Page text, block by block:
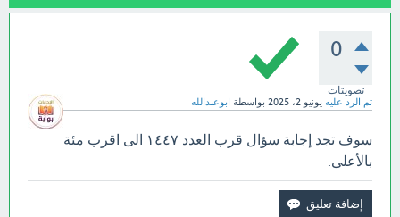
0
تصويتات
تم الرد عليه يونيو 2، 2025 بواسطة ابوعبدالله
سوف تجد إجابة سؤال قرب العدد ١٤٤٧ الى اقرب مئة
بالأعلى.